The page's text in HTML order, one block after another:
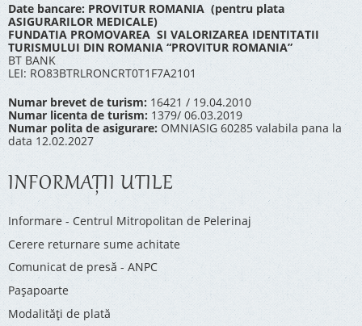
Date bancare: PROVITUR ROMANIA (pentru plata
ASIGURARILOR MEDICALE)
FUNDATIA PROMOVAREA SI VALORIZAREA IDENTITATII
TURISMULUI DIN ROMANIA “PROVITUR ROMANIA”
BT BANK
LEI: RO83BTRLRONCRT0T1F7A2101
Numar brevet de turism: 16421 / 19.04.2010
Numar licenta de turism: 1379/ 06.03.2019
Numar polita de asigurare: OMNIASIG 60285 valabila pana la
data 12.02.2027
INFORMAŢII UTILE
Informare - Centrul Mitropolitan de Pelerinaj
Cerere returnare sume achitate
Comunicat de presă - ANPC
Pașapoarte
Modalități de plată